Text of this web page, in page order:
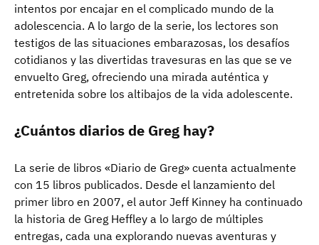
intentos por encajar en el complicado mundo de la
adolescencia. A lo largo de la serie, los lectores son
testigos de las situaciones embarazosas, los desafíos
cotidianos y las divertidas travesuras en las que se ve
envuelto Greg, ofreciendo una mirada auténtica y
entretenida sobre los altibajos de la vida adolescente.
¿Cuántos diarios de Greg hay?
La serie de libros «Diario de Greg» cuenta actualmente
con 15 libros publicados. Desde el lanzamiento del
primer libro en 2007, el autor Jeff Kinney ha continuado
la historia de Greg Heffley a lo largo de múltiples
entregas, cada una explorando nuevas aventuras y